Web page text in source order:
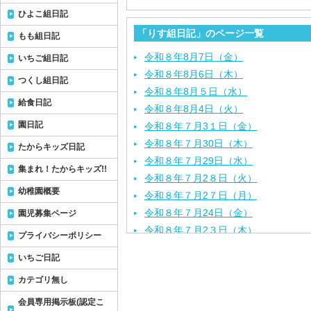
「りす組日記」のページ一覧
令和８年8月7日（金）
令和８年8月6日（木）
令和８年8月５日（水）
令和８年8月4日（火）
令和８年７月3１日（金）
令和８年７月30日（木）
令和８年７月29日（水）
令和８年７月2８日（火）
令和８年７月2７日（月）
令和８年７月24日（金）
令和８年７月2３日（木）
ひよこ組日記
もも組日記
いちご組日記
つくし組日記
給食日記
園日記
たからキッズ日記
集まれ！たからキッズ!!
幼稚園概要
園児募集ページ
プライバシーポリシー
いちご日記
カテゴリ無し
会員専用掲示板(認定こ